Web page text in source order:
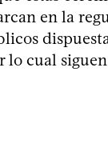
en la
lo cual